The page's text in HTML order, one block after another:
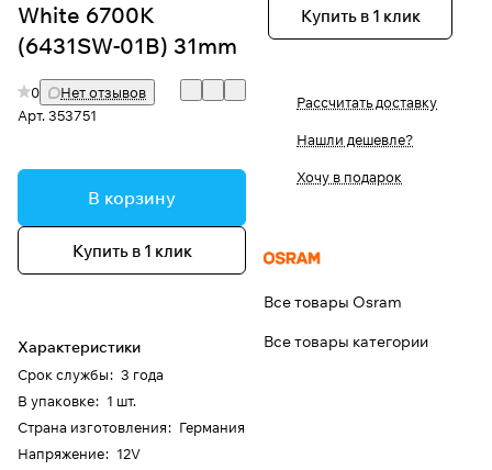
White 6700K
(6431SW-01B) 31mm
0
Нет отзывов
Арт.353751
В корзину
Купить в 1 клик
Характеристики
Срок службы: 3 года
В упаковке: 1 шт.
Страна изготовления: Германия
Напряжение: 12V
Купить в 1 клик
Рассчитать доставку
Нашли дешевле?
Хочу в подарок
Все товары Osram
Все товары категории